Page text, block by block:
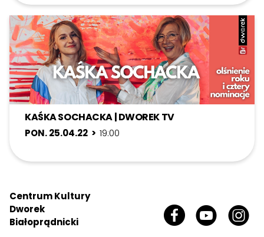
KAŚKA SOCHACKA | DWOREK TV
PON. 25.04.22 > 19:00
Centrum Kultury
Dworek
Białoprądnicki